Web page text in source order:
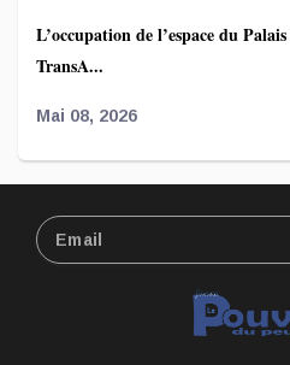
L’occupation de l’espace du
TransA...
Mai 08, 2026
Affaire FRIVAO : la
révélations du ministre
à une enquête élargie
Le Centre de recherche en